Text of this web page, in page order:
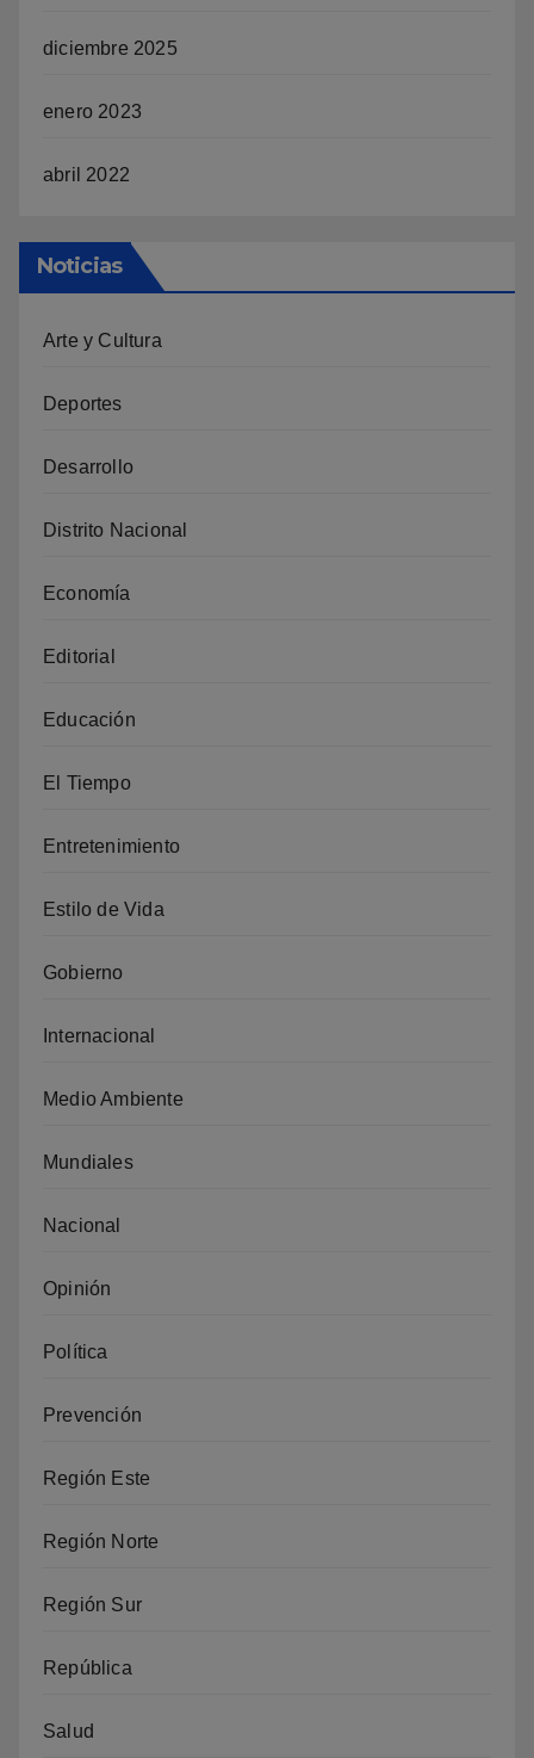
diciembre 2025
enero 2023
abril 2022
Noticias
Arte y Cultura
Deportes
Desarrollo
Distrito Nacional
Economía
Editorial
Educación
El Tiempo
Entretenimiento
Estilo de Vida
Gobierno
Internacional
Medio Ambiente
Mundiales
Nacional
Opinión
Política
Prevención
Región Este
Región Norte
Región Sur
República
Salud